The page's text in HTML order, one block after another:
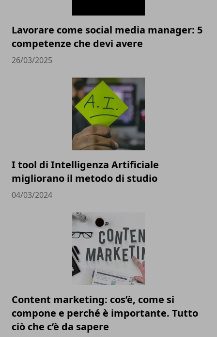
Lavorare come social media manager: 5
competenze che devi avere
26/03/2025
I tool di Intelligenza Artificiale
migliorano il metodo di studio
04/03/2024
Content marketing: cos’è, come si
compone e perché è importante. Tutto
ciò che c’è da sapere